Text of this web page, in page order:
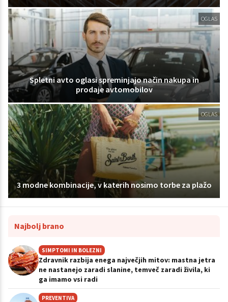
OGLAS
Spletni avto oglasi spreminjajo način nakupa in
prodaje avtomobilov
OGLAS
3 modne kombinacije, v katerih nosimo torbe za plažo
Najbolj brano
SIMPTOMI IN BOLEZNI
Zdravnik razbija enega največjih mitov: mastna jetra
ne nastanejo zaradi slanine, temveč zaradi živila, ki
ga imamo vsi radi
PREVENTIVA